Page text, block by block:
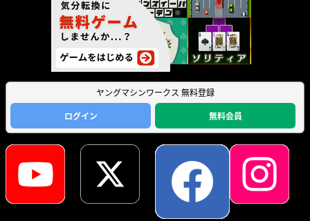
ヤングマシンワークス 無料登録
ログイン
無料会員